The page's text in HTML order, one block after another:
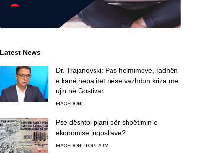
Latest News
Dr. Trajanovski: Pas helmimeve, radhën
e kanë hepatitet nëse vazhdon kriza me
ujin në Gostivar
MAQEDONI
Pse dështoi plani për shpëtimin e
ekonomisë jugosllave?
MAQEDONI TOP LAJM